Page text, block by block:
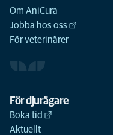
Om AniCura
Jobba hos oss
För veterinärer
För djurägare
Boka tid
Aktuellt